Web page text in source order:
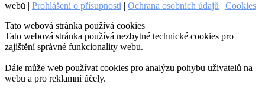
webů | Prohlášení o přísupnosti | Ochrana osobních údajů | Cookies
Tato webová stránka používá cookies
Tato webová stránka používá nezbytné technické cookies pro
zajištění správné funkcionality webu.
Dále může web používat cookies pro analýzu pohybu uživatelů na
webu a pro reklamní účely.